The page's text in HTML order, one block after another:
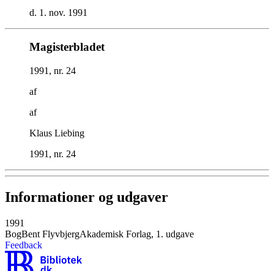
d. 1. nov. 1991
Magisterbladet
1991, nr. 24
af
af
Klaus Liebing
1991, nr. 24
Informationer og udgaver
1991
BogBent FlyvbjergAkademisk Forlag, 1. udgave
Feedback